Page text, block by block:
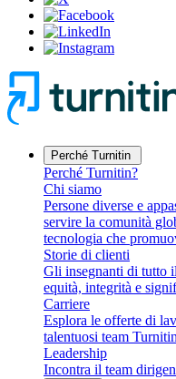
Perché Turnitin
Perché Turnitin?
Chi siamo
Persone diverse e
servire la comunità
tecnologia che
Storie di clienti
Gli insegnanti di tutto
equità, integrità e
Carriere
Esplora le offerte di
talentuosi team
Leadership
Incontra il team